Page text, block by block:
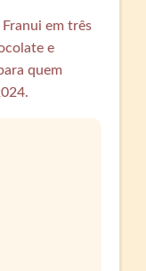
em três
e
quem